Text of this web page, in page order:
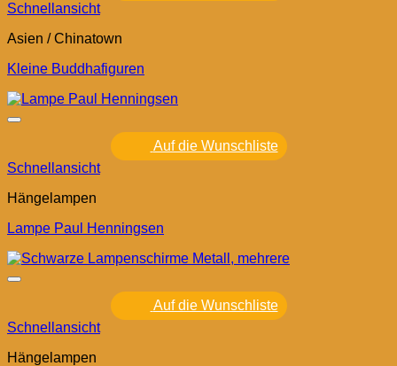
Schnellansicht
Asien / Chinatown
Kleine Buddhafiguren
Auf die Wunschliste
Schnellansicht
Hängelampen
Lampe Paul Henningsen
Auf die Wunschliste
Schnellansicht
Hängelampen